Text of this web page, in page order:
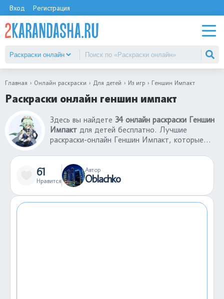
Вход Регистрация
Главная Онлайн раскраски Для детей Из игр Геншин Импакт
Раскраски онлайн геншин импакт
Здесь вы найдете 34 онлайн раскраски Геншин
Импакт для детей бесплатно. Лучшие
раскраски-онлайн Геншин Импакт, которые
можете поделиться ею с другими
пользователями, которые тоже захотят
раскрасить онлайн раскраски Геншин Импакт.
Это отличная игра, поднимающая настроение.
61
Нравится
Автор
Oblachko